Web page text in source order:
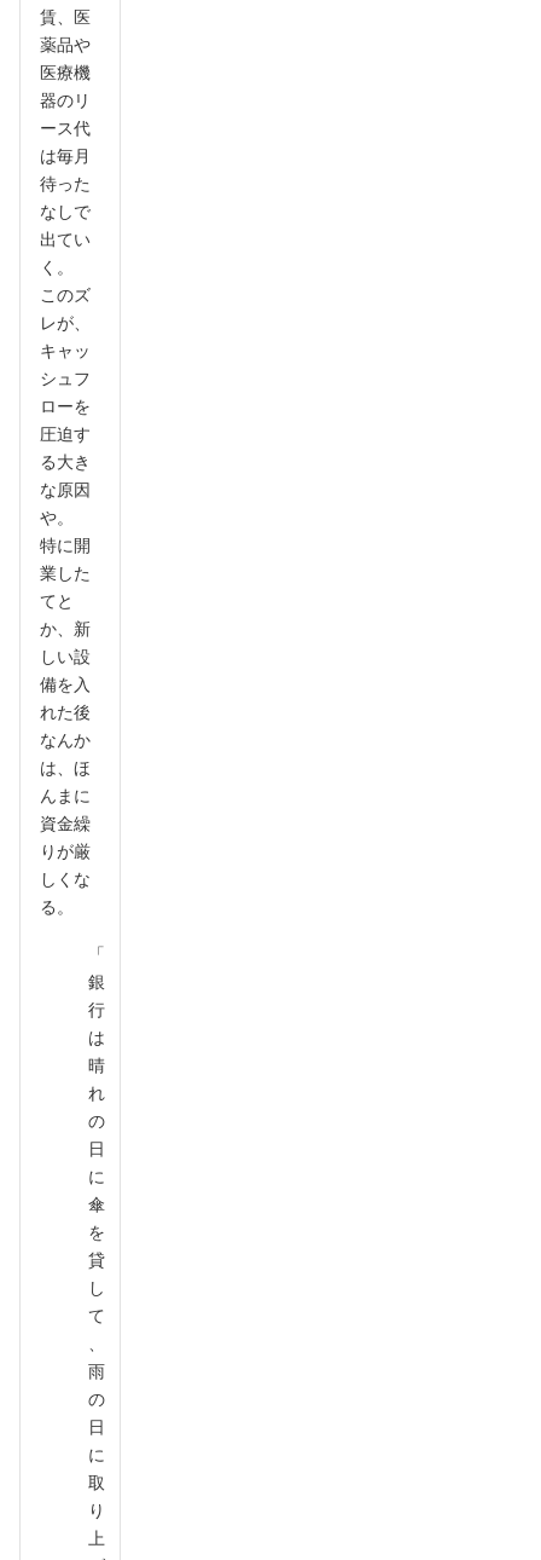
賃、医
薬品や
医療機
器のリ
ース代
は毎月
待った
なしで
出てい
く。
このズ
レが、
キャッ
シュフ
ローを
圧迫す
る大き
な原因
や。
特に開
業した
てと
か、新
しい設
備を入
れた後
なんか
は、ほ
んまに
資金繰
りが厳
しくな
る。
「
銀
行
は
晴
れ
の
日
に
傘
を
貸
し
て
雨
の
日
に
取
り
上